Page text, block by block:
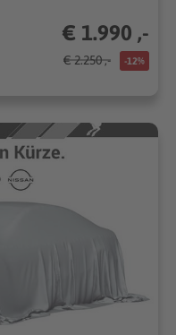
€ 1.990 ,-
€ 2.250 ,- -12%